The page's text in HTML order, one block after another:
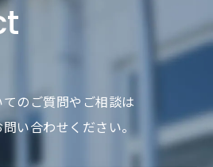
のご質問やご相談は
い合わせください。